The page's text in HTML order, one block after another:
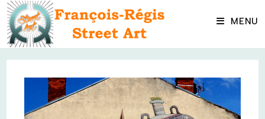
Skip
content MENU